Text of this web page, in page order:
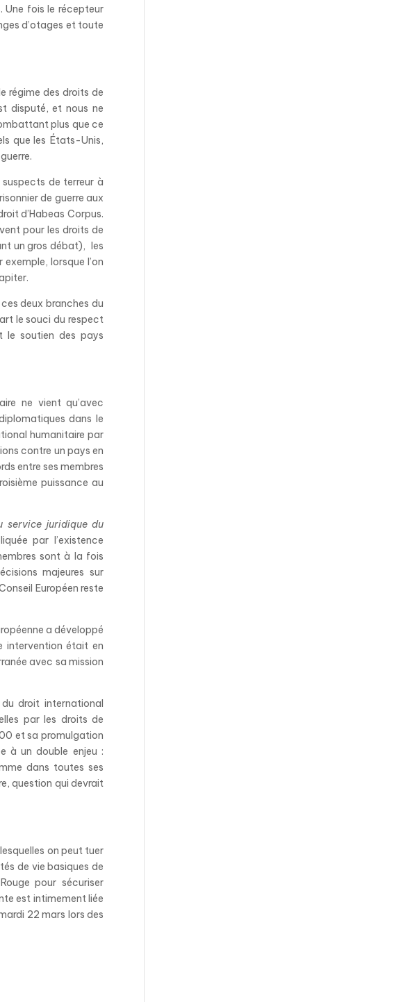
Une fois le récepteur
d’otages et toute
régime des droits de
disputé, et nous ne
plus que ce
que les États-Unis,
de terreur à
de guerre aux
d’Habeas Corpus.
pour les droits de
un gros débat), les
lorsque l’on
deux branches du
le souci du respect
le soutien des pays
ne vient qu’avec
dans le
humanitaire par
contre un pays en
entre ses membres
puissance au
service juridique du
par l’existence
embres sont à la fois
majeures sur
Européen reste
a développé
intervention était en
avec sa mission
droit international
par les droits de
et sa promulgation
à un double enjeu :
dans toutes ses
question qui devrait
on peut tuer
de vie basiques de
pour sécuriser
est intimement liée
22 mars lors des